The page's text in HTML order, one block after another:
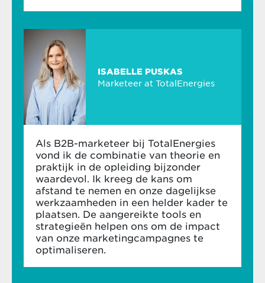
ISABELLE PUSKAS
Marketeer at TotalEnergies
Als B2B-marketeer bij TotalEnergies
vond ik de combinatie van theorie en
praktijk in de opleiding bijzonder
waardevol. Ik kreeg de kans om
afstand te nemen en onze dagelijkse
werkzaamheden in een helder kader te
plaatsen. De aangereikte tools en
strategieën helpen ons om de impact
van onze marketingcampagnes te
optimaliseren.